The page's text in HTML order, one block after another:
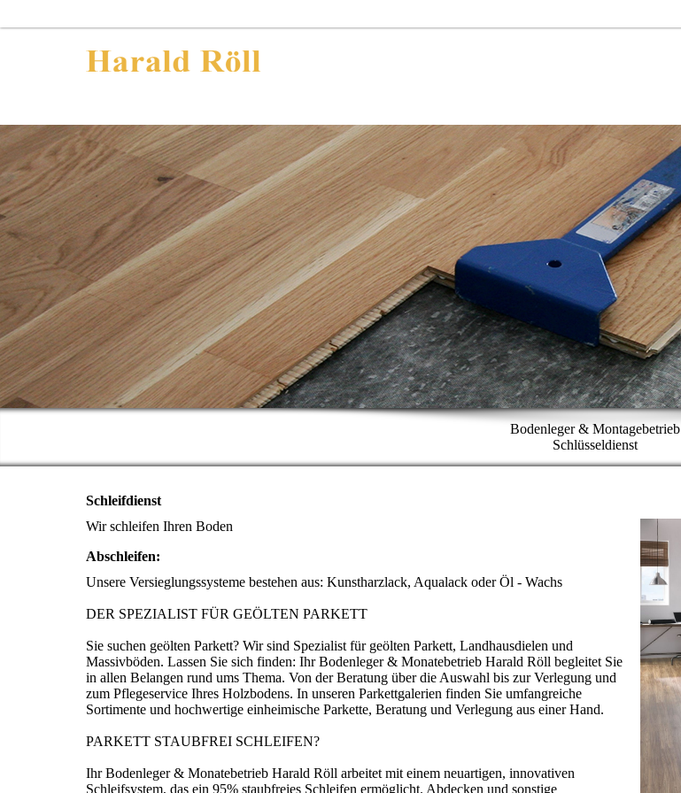
Bodenleger & Montagebetrieb
Schlüsseldienst
Schleifdienst
Wir schleifen Ihren Boden
Abschleifen:
Unsere Versieglungssysteme bestehen aus: Kunstharzlack, Aqualack oder Öl - Wachs
DER SPEZIALIST FÜR GEÖLTEN PARKETT
Sie suchen geölten Parkett? Wir sind Spezialist für geölten Parkett, Landhausdielen und
Massivböden. Lassen Sie sich finden: Ihr Bodenleger & Monatebetrieb Harald Röll begleitet Sie
in allen Belangen rund ums Thema. Von der Beratung über die Auswahl bis zur Verlegung und
zum Pflegeservice Ihres Holzbodens. In unseren Parkettgalerien finden Sie umfangreiche
Sortimente und hochwertige einheimische Parkette, Beratung und Verlegung aus einer Hand.
PARKETT STAUBFREI SCHLEIFEN?
Ihr Bodenleger & Monatebetrieb Harald Röll arbeitet mit einem neuartigen, innovativen
Schleifsystem, das ein 95% staubfreies Schleifen ermöglicht. Abdecken und sonstige